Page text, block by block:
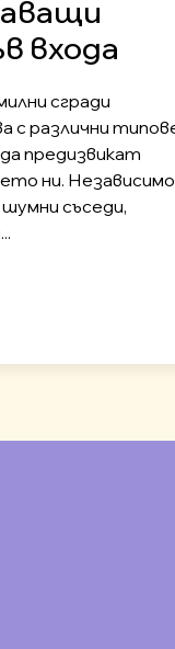
входа
сгради
с различни
предизвикат
ни. Независимо
съседи,